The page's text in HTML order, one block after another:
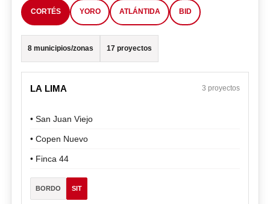
CORTÉS YORO ATLÁNTIDA BID
8 municipios/zonas 17 proyectos
LA LIMA 3 proyectos
• San Juan Viejo
• Copen Nuevo
• Finca 44
BORDO SIT